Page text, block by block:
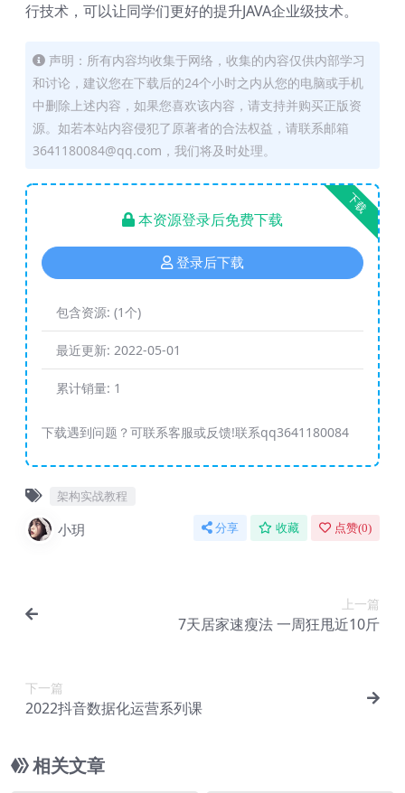
行技术，可以让同学们更好的提升JAVA企业级技术。
声明：所有内容均收集于网络，收集的内容仅供内部学习
和讨论，建议您在下载后的24个小时之内从您的电脑或手机
中删除上述内容，如果您喜欢该内容，请支持并购买正版资
源。如若本站内容侵犯了原著者的合法权益，请联系邮箱
3641180084@qq.com，我们将及时处理。
下载
本资源登录后免费下载
登录后下载
包含资源: (1个)
最近更新: 2022-05-01
累计销量: 1
下载遇到问题？可联系客服或反馈!联系qq3641180084
架构实战教程
小玥 分享 收藏 点赞(0)
上一篇
7天居家速瘦法 一周狂甩近10斤
下一篇
2022抖音数据化运营系列课
相关文章